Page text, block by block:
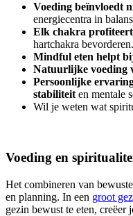
Voeding beïnvloedt
energiecentra in
Elk chakra profiteert
hartchakra bevorderen.
Mindful eten helpt
Natuurlijke voeding
Persoonlijke
stabiliteit en mentale
Wil je weten wat
Voeding en
Het combineren van
en planning. In een groot
gezin bewust te eten, creëer